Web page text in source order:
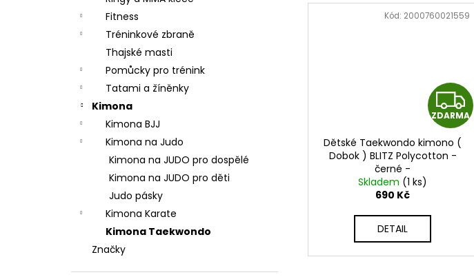
Fitness
Tréninkové zbraně
Thajské masti
Pomůcky pro trénink
Tatami a žíněnky
Kimona
Kimona BJJ
Kimona na Judo
Kimona na JUDO pro dospělé
Kimona na JUDO pro děti
Judo pásky
Kimona Karate
Kimona Taekwondo
Značky
Z
D
ZDARMA
Dětské Taekwondo kimono (
Dobok ) BLITZ Polycotton -
černé -
BLZ_DOBOK_KIDSPOLY_BLK
Skladem (1 ks)
690 Kč
DETAIL
Kód: 2000760021559